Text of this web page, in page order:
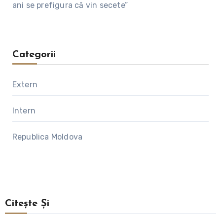
ani se prefigura că vin secete”
Categorii
Extern
Intern
Republica Moldova
Citește Și